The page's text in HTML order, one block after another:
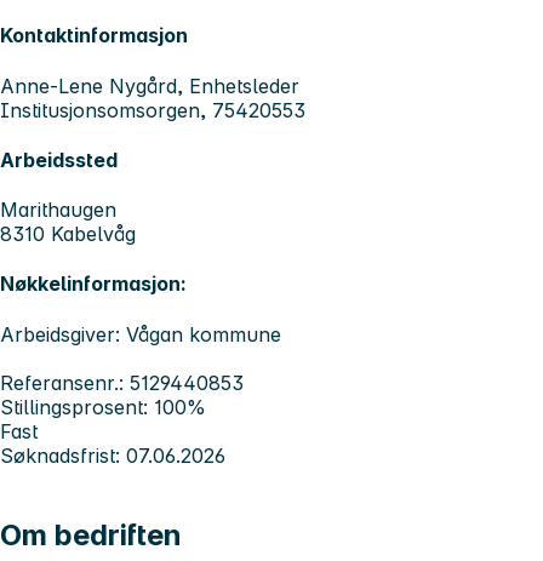
Kontaktinformasjon
Anne-Lene Nygård, Enhetsleder
Institusjonsomsorgen, 75420553
Arbeidssted
Marithaugen
8310 Kabelvåg
Nøkkelinformasjon:
Arbeidsgiver: Vågan kommune
Referansenr.: 5129440853
Stillingsprosent: 100%
Fast
Søknadsfrist: 07.06.2026
Om bedriften